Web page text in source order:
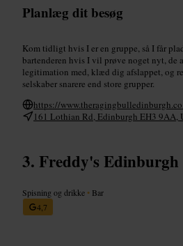
Planlæg dit besøg
Kom tidligt hvis I er en gruppe, så I får
bartenderen hvis I vil prøve noget nyt, de
legitimation med, klæd dig afslappet, og
selskaber snarere end store grupper.
https://
161 Lothian Rd, Edinburgh EH3 9AA,
Freddy's Edinburgh
Spisning og drikke • Bar
4,7